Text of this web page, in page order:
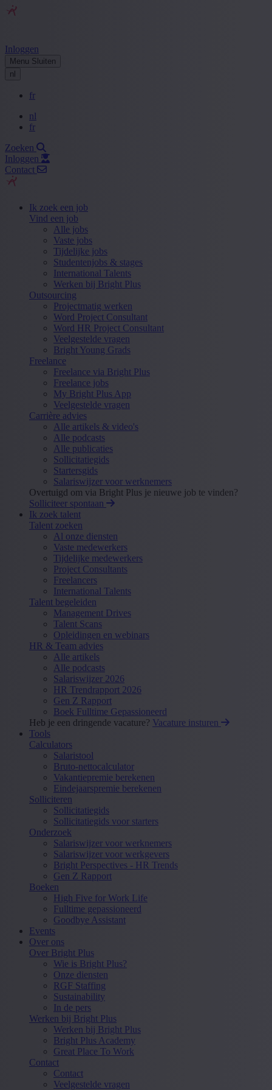
Inloggen
Menu Sluiten
nl
fr
nl
fr
Zoeken
Inloggen
Contact
Ik zoek een job
Vind een job
Alle jobs
Vaste jobs
Tijdelijke jobs
Studentenjobs & stages
International Talents
Werken bij Bright Plus
Outsourcing
Projectmatig werken
Word Project Consultant
Word HR Project Consultant
Veelgestelde vragen
Bright Young Grads
Freelance
Freelance via Bright Plus
Freelance jobs
My Bright Plus App
Veelgestelde vragen
Carrière advies
Alle artikels & video's
Alle podcasts
Alle publicaties
Sollicitatiegids
Startersgids
Salariswijzer voor werknemers
Overtuigd om via Bright Plus je nieuwe job te vinden?
Solliciteer spontaan
Ik zoek talent
Talent zoeken
Al onze diensten
Vaste medewerkers
Tijdelijke medewerkers
Project Consultants
Freelancers
International Talents
Talent begeleiden
Management Drives
Talent Scans
Opleidingen en webinars
HR & Team advies
Alle artikels
Alle podcasts
Salariswijzer 2026
HR Trendrapport 2026
Gen Z Rapport
Boek Fulltime Gepassioneerd
Heb je een dringende vacature? Vacature insturen
Tools
Calculators
Salaristool
Bruto-nettocalculator
Vakantiepremie berekenen
Eindejaarspremie berekenen
Solliciteren
Sollicitatiegids
Sollicitatiegids voor starters
Onderzoek
Salariswijzer voor werknemers
Salariswijzer voor werkgevers
Bright Perspectives - HR Trends
Gen Z Rapport
Boeken
High Five for Work Life
Fulltime gepassioneerd
Goodbye Assistant
Events
Over ons
Over Bright Plus
Wie is Bright Plus?
Onze diensten
RGF Staffing
Sustainability
In de pers
Werken bij Bright Plus
Werken bij Bright Plus
Bright Plus Academy
Great Place To Work
Contact
Contact
Veelgestelde vragen